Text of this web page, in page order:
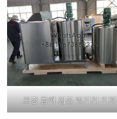
포장 참깨 껍질 벗기기 기계